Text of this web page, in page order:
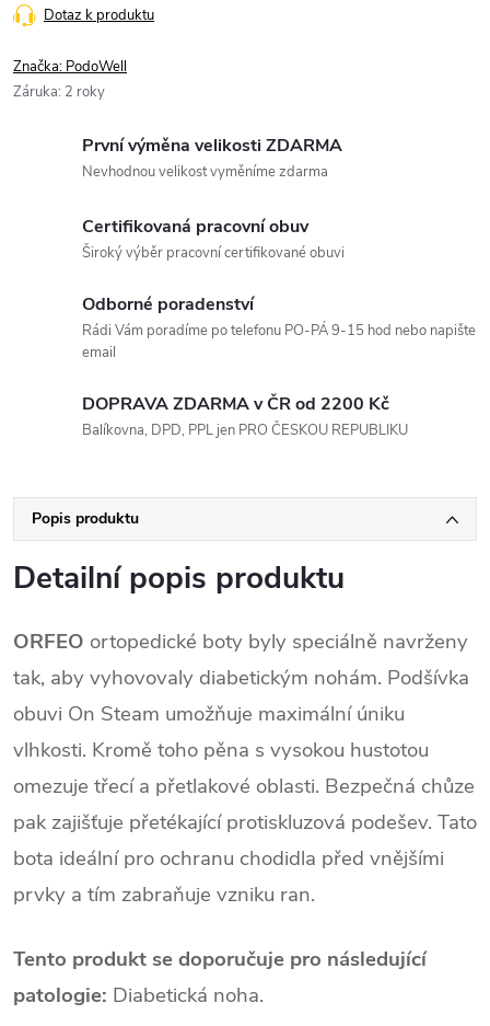
Dotaz k produktu
Značka: PodoWell
Záruka: 2 roky
První výměna velikosti ZDARMA
Nevhodnou velikost vyměníme zdarma
Certifikovaná pracovní obuv
Široký výběr pracovní certifikované obuvi
Odborné poradenství
Rádi Vám poradíme po telefonu PO-PÁ 9-15 hod nebo napište
email
DOPRAVA ZDARMA v ČR od 2200 Kč
Balíkovna, DPD, PPL jen PRO ČESKOU REPUBLIKU
Popis produktu
Detailní popis produktu
ORFEO ortopedické boty byly speciálně navrženy
tak, aby vyhovovaly diabetickým nohám. Podšívka
obuvi On Steam umožňuje maximální úniku
vlhkosti. Kromě toho pěna s vysokou hustotou
omezuje třecí a přetlakové oblasti. Bezpečná chůze
pak zajišťuje přetékající protiskluzová podešev. Tato
bota ideální pro ochranu chodidla před vnějšími
prvky a tím zabraňuje vzniku ran.
Tento produkt se doporučuje pro následující
patologie: Diabetická noha.